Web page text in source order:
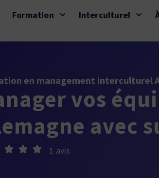
Formation Interculturel
en management interculturel
vos
avec
1 avis